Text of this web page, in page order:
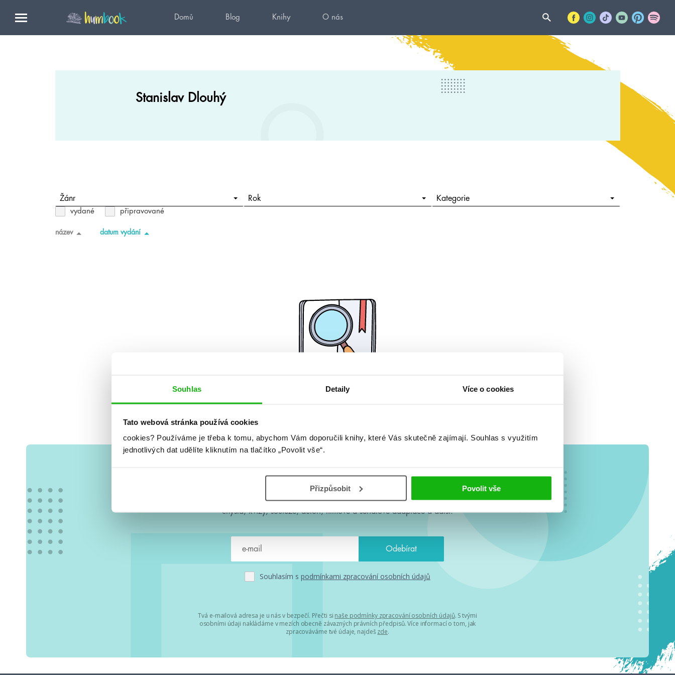
Souhlas Detaily Více o cookies
Tato webová stránka používá cookies
cookies? Používáme je třeba k tomu, abychom Vám doporučili knihy, které Vás skutečně zajímají. Souhlas s využitím
jednotlivých dat udělíte kliknutím na tlačítko „Povolit vše“.
Přizpůsobit Povolit vše
Domů Blog Knihy O nás
Stanislav Dlouhý
Žánr Rok Kategorie
vydané připravované
název datum vydání
#HumbookNews
Vše kolem #youngadult každý měsíc rovnou do mailu! Nové knihy, co se
chystá, kvízy, soutěže, autoři, filmové a seriálové adaptace a další.
Souhlasím s podmínkami zpracování osobních údajů
Tvá e-mailová adresa je u nás v bezpečí. Přečti si naše podmínky zpracování osobních údajů. S tvými
osobními údaji nakládáme v mezích obecně závazných právních předpisů. Více informací o tom, jak
zpracováváme tvé údaje, najdeš zde.